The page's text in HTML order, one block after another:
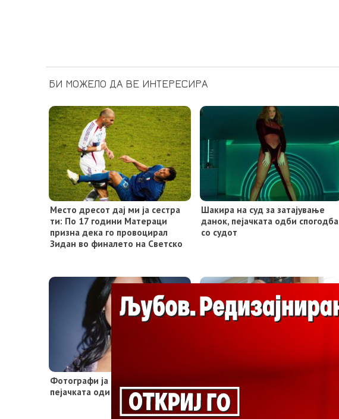
БИ МОЖЕЛО ДА ВЕ ИНТЕРЕСИРА
Место дресот дај ми ја сестра
ти: По 17 години Матераци
призна дека го провоцирал
Зидан во финалето на Светско
Шакира на суд за затајување
данок, пејачката одби спогодба
со судот
Фотографи ја тужат Дуа Липа,
пејачката оди на суд
изгубениот паричник од пред 50
години на Антартокот